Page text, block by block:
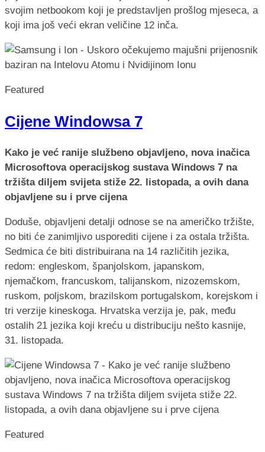
svojim netbookom koji je predstavljen prošlog mjeseca, a
koji ima još veći ekran veličine 12 inča.
Featured
Cijene Windowsa 7
Kako je već ranije službeno objavljeno, nova inačica
Microsoftova operacijskog sustava Windows 7 na
tržišta diljem svijeta stiže 22. listopada, a ovih dana
objavljene su i prve cijena
Doduše, objavljeni detalji odnose se na američko tržište,
no biti će zanimljivo usporediti cijene i za ostala tržišta.
Sedmica će biti distribuirana na 14 različitih jezika,
redom: engleskom, španjolskom, japanskom,
njemačkom, francuskom, talijanskom, nizozemskom,
ruskom, poljskom, brazilskom portugalskom, korejskom i
tri verzije kineskoga. Hrvatska verzija je, pak, među
ostalih 21 jezika koji kreću u distribuciju nešto kasnije,
31. listopada.
Featured